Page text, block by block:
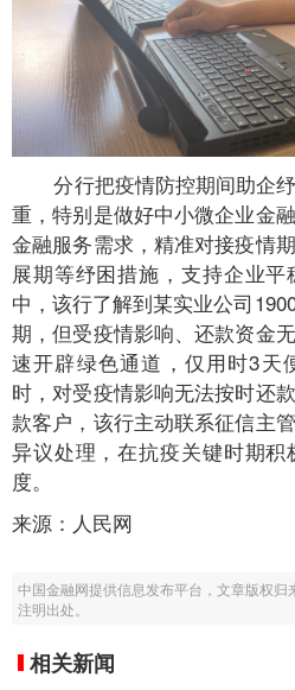
分行把疫情防控期间助企
重，特别是做好中小微企业金
金融服务需求，精准对接疫情
展期等纾困措施，支持企业
中，该行了解到某实业公司
期，但受疫情影响、还款资金
速开辟绿色通道，仅用时3天
时，对受疫情影响无法按时还
款客户，该行主动联系征信主
异议处理，在抗疫关键时期
度。
来源：人民网
中国金融网提供信息发布平台，文章版权
注明出处。
相关新闻